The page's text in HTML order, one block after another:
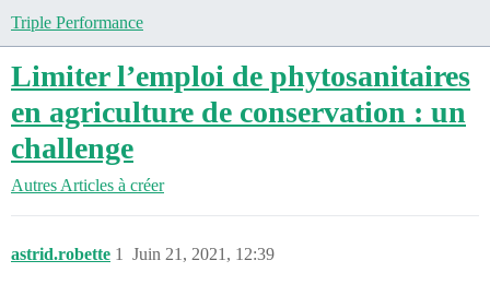
Triple Performance
Limiter l’emploi de phytosanitaires
en agriculture de conservation : un
challenge
Autres Articles à créer
astrid.robette Juin 21, 2021, 12:39
1